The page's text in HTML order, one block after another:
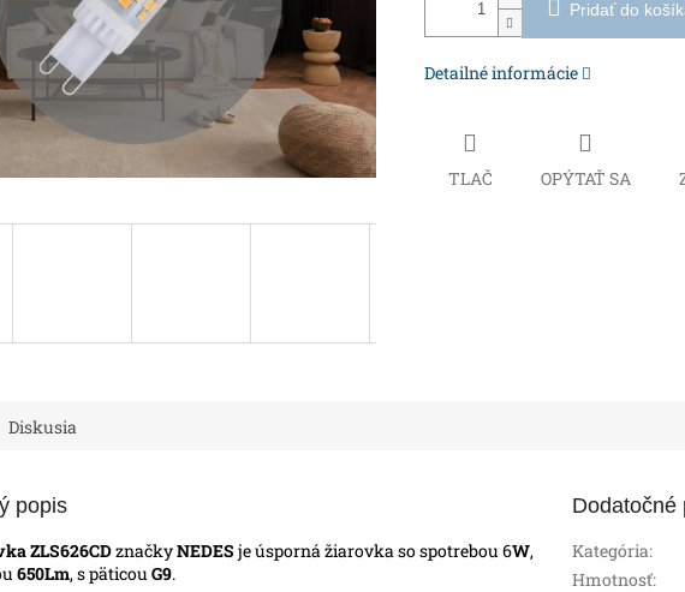
Pridať do
Detailné informácie
TLAČ OPÝTAŤ SA
Diskusia
popis
ZLS626CDznačkyNEDES je úsporná žiarovka so spotrebou 6W,
650Lm, s päticou G9.
Dodatočné
Kategória:
Hmotnosť: